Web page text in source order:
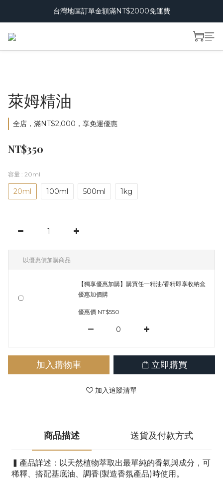
台灣地區訂單金額滿NT$2000免運費
萊姆精油
全店，滿NT$2,000，享免運優惠
NT$350
容量 : 20ml
20ml 100ml 500ml 1kg
以優惠價加購商品
【獨享優惠加購】購買任一精油/香精即享收納盒
優惠加價購
優惠價 NT$550
加入購物車 立即購買
加入追蹤清單
商品描述 送貨及付款方式
▍產品詳述： 以天然植物萃取出最單純的香氣與成分，可
稀釋、搭配基底油、調香(製造香氛產品)時使用。